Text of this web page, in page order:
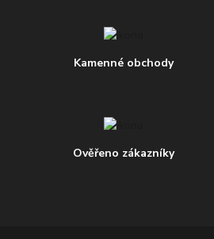
Kamenné obchody
Ověřeno zákazníky